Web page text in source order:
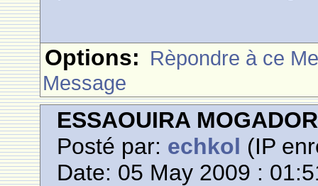
Options: Rèpondre à ce
Message
ESSAOUIRA MOGADOR
Posté par: echkol (IP
Date: 05 May 2009 :